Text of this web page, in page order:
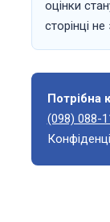
оцінки
сторінці
Потрібна
(098) 088-